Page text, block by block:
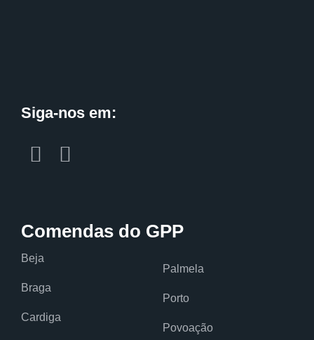
Siga-nos em:
Comendas do GPP
Beja
Braga
Cardiga
Palmela
Porto
Povoação